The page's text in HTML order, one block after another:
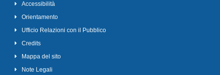
Accessibilità
Orientamento
Ufficio Relazioni con il Pubblico
Credits
Mappa del sito
Note Legali